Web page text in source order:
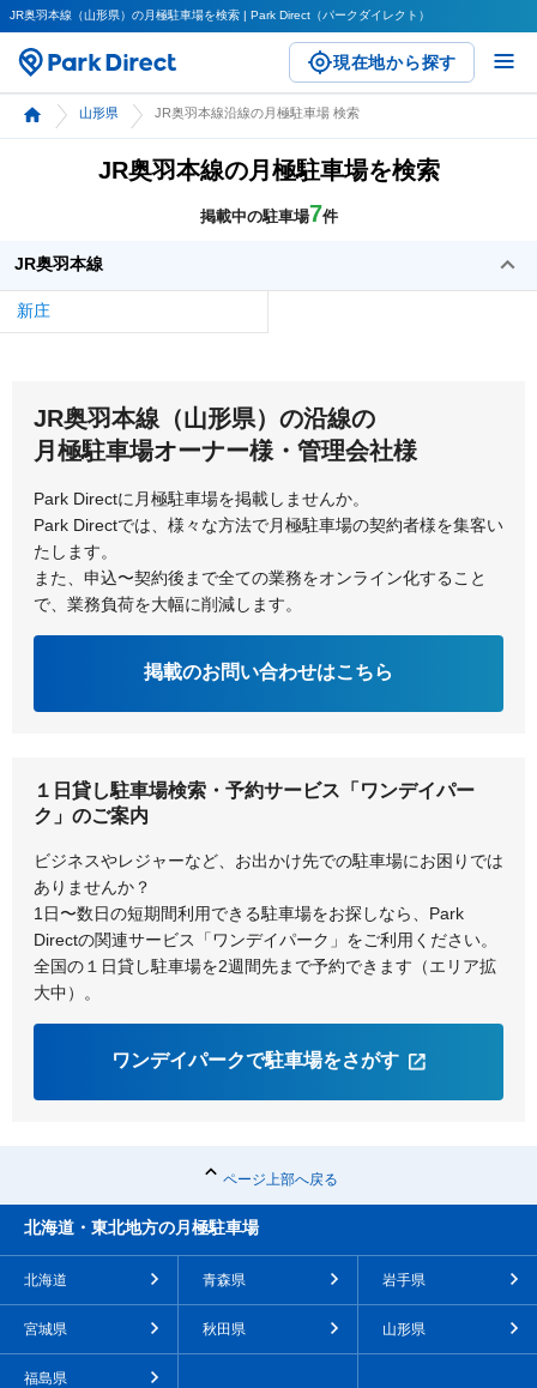
JR奥羽本線（山形県）の月極駐車場を検索 | Park Direct（パークダイレクト）
現在地から探す
山形県 JR奥羽本線沿線の月極駐車場 検索
JR奥羽本線の月極駐車場を検索
掲載中の駐車場7件
JR奥羽本線
新庄
JR奥羽本線（山形県）の沿線の
月極駐車場オーナー様・管理会社様
Park Directに月極駐車場を掲載しませんか。
Park Directでは、様々な方法で月極駐車場の契約者様を集客い
たします。
また、申込〜契約後まで全ての業務をオンライン化すること
で、業務負荷を大幅に削減します。
掲載のお問い合わせはこちら
１日貸し駐車場検索・予約サービス「ワンデイパー
ク」のご案内
ビジネスやレジャーなど、お出かけ先での駐車場にお困りでは
ありませんか？
1日〜数日の短期間利用できる駐車場をお探しなら、Park
Directの関連サービス「ワンデイパーク」をご利用ください。
全国の１日貸し駐車場を2週間先まで予約できます（エリア拡
大中）。
ワンデイパークで駐車場をさがす
ページ上部へ戻る
北海道・東北地方の月極駐車場
北海道 青森県 岩手県
宮城県 秋田県 山形県
福島県